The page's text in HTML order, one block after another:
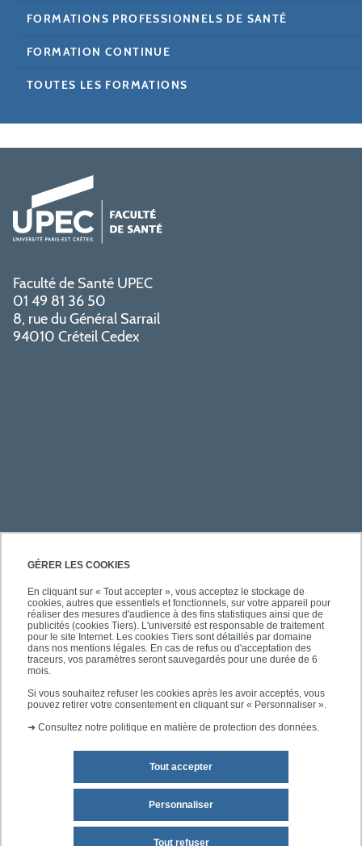
GÉRER LES COOKIES
En cliquant sur « Tout accepter », vous acceptez le stockage de
cookies, autres que essentiels et fonctionnels, sur votre appareil pour
réaliser des mesures d'audience à des fins statistiques ainsi que de
publicités (cookies Tiers). L'université est responsable de traitement
pour le site Internet. Les cookies Tiers sont détaillés par domaine
dans nos mentions légales. En cas de refus ou d'acceptation des
traceurs, vos paramètres seront sauvegardés pour une durée de 6
mois.
Si vous souhaitez refuser les cookies après les avoir acceptés, vous
pouvez retirer votre consentement en cliquant sur « Personnaliser ».
➜ Consultez notre politique en matière de protection des données.
Tout accepter
Tout refuser
Personnaliser
FORMATIONS PROFESSIONNELS DE SANTÉ
FORMATION CONTINUE
TOUTES LES FORMATIONS
Faculté de Santé UPEC
01 49 81 36 50
8, rue du Général Sarrail
94010 Créteil Cedex
PRATIQUE
ACCÈS RAPIDES
SUIVEZ-NOUS
Mentions légales Plan du site